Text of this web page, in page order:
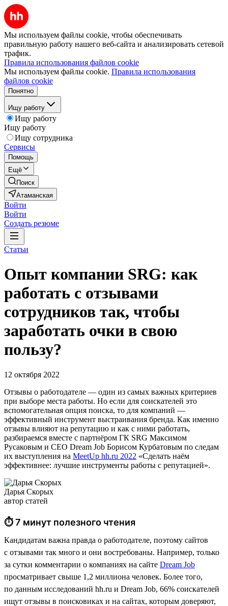
Мы используем файлы cookie, чтобы обеспечивать
правильную работу нашего веб-сайта и анализировать сетевой
трафик.
Правила использования файлов cookie
Мы используем файлы cookie. Правила использования
файлов cookie
Понятно
Ищу работу
Ищу работу
Ищу работу
Ищу сотрудника
Сервисы
Помощь
Ещё
Поиск
Атаманская
Войти
Войти
Создать резюме
Статьи
Опыт компании SRG: как
работать с отзывами
сотрудников так, чтобы
заработать очки в свою
пользу?
12 октября 2022
Отзывы о работодателе — один из самых важных критериев
при выборе места работы. Но если для соискателей это
вспомогательная опция поиска, то для компаний —
эффективный инструмент выстраивания бренда. Как именно
отзывы влияют на репутацию и как с ними работать,
разбираемся вместе с партнёром ГК SRG Максимом
Русаковым и CEO Dream Job Борисом Курбатовым по следам
их выступления на MeetUp hh.ru 2022 «Сделать наём
эффективнее: лучшие инструменты работы с репутацией».
Дарья Скорых
автор статей
⏱ 7 минут полезного чтения
Кандидатам важна правда о работодателе, поэтому сайтов
с отзывами так много и они востребованы. Например, только
за сутки комментарии о компаниях на сайте Dream Job
просматривает свыше 1,2 миллиона человек. Более того,
по данным исследований hh.ru и Dream Job, 66% соискателей
ищут отзывы в поисковиках и на сайтах, которым доверяют,